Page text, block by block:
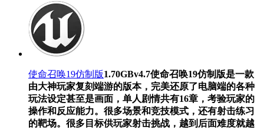
使命召唤19仿制版1.70GBv4.7使命召唤19仿制版是一款
由大神玩家复刻端游的版本，完美还原了电脑端的各种
玩法设定甚至是画面，单人剧情共有16章，考验玩家的
操作和反应能力。很多场景和竞技模式，还有射击练习
的靶场。很多目标供玩家射击挑战，越到后面难度就越